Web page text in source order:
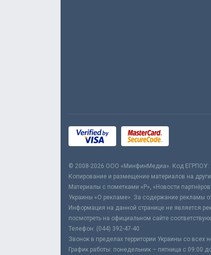
© 2008-2026 ООО «МинфинМедиа». Код ЕГРПОУ:
Копирование и размещение материалов на
Материалы с пометками «Р», «Новости
Украины «О рекламе». За содержание рекламы
Информация на данной странице не является
посмотреть на официальном сайте
Телефон: (044) 392-47-40
Звонок в пределах территории Украины со всех
График работы: понедельник – пятница с 09:00